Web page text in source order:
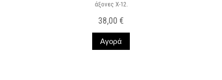
άξονες Χ-12.
38,00 €
Αγορά